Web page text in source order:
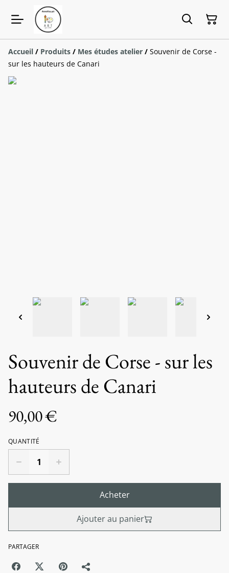
Accueil / Produits / Mes études atelier / Souvenir de Corse -
sur les hauteurs de Canari
Souvenir de Corse - sur les
hauteurs de Canari
90,00 €
QUANTITÉ
Acheter
Ajouter au panier
PARTAGER